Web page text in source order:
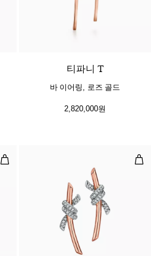
2 소재
티파니 T
바 이어링, 로즈 골드
2,820,000원
트리플 드롭 링크 이어링, 옐로우 골
이